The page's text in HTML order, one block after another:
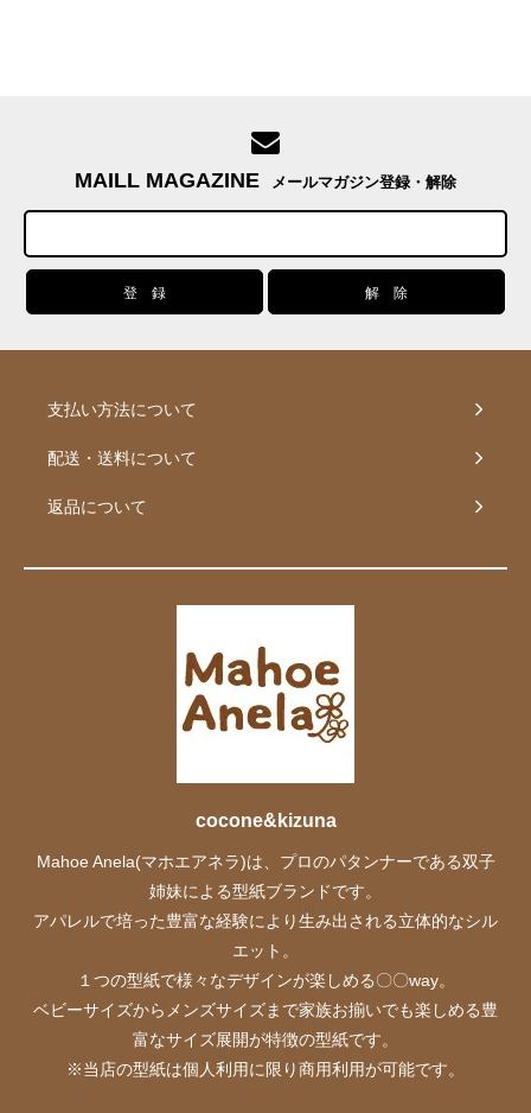
MAILL MAGAZINE メールマガジン登録・解除
支払い方法について
配送・送料について
返品について
cocone&kizuna
Mahoe Anela(マホエアネラ)は、プロのパタンナーである双子
姉妹による型紙ブランドです。
アパレルで培った豊富な経験により生み出される立体的なシル
エット。
１つの型紙で様々なデザインが楽しめる〇〇way。
ベビーサイズからメンズサイズまで家族お揃いでも楽しめる豊
富なサイズ展開が特徴の型紙です。
※当店の型紙は個人利用に限り商用利用が可能です。